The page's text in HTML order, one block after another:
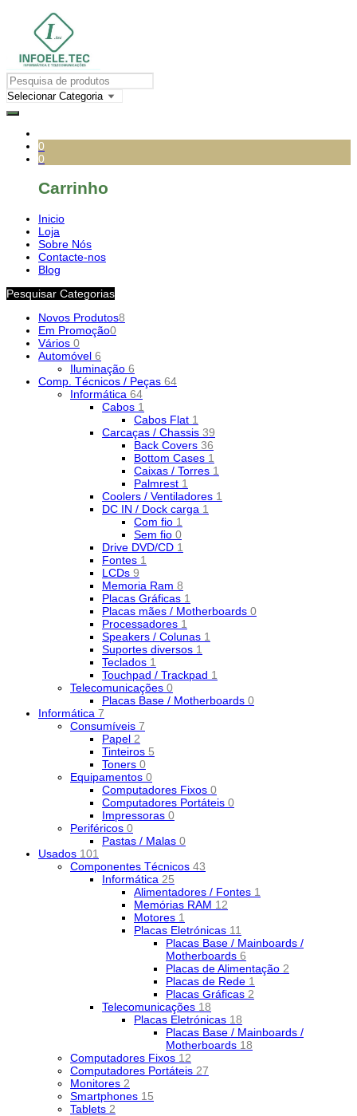
0
0
Carrinho
Inicio
Loja
Sobre Nós
Contacte-nos
Blog
Pesquisar Categorias
Novos Produtos8
Em Promoção0
Vários 0
Automóvel 6
Iluminação 6
Comp. Técnicos / Peças 64
Informática 64
Cabos 1
Cabos Flat 1
Carcaças / Chassis 39
Back Covers 36
Bottom Cases 1
Caixas / Torres 1
Palmrest 1
Coolers / Ventiladores 1
DC IN / Dock carga 1
Com fio 1
Sem fio 0
Drive DVD/CD 1
Fontes 1
LCDs 9
Memoria Ram 8
Placas Gráficas 1
Placas mães / Motherboards 0
Processadores 1
Speakers / Colunas 1
Suportes diversos 1
Teclados 1
Touchpad / Trackpad 1
Telecomunicações 0
Placas Base / Motherboards 0
Informática 7
Consumíveis 7
Papel 2
Tinteiros 5
Toners 0
Equipamentos 0
Computadores Fixos 0
Computadores Portáteis 0
Impressoras 0
Periféricos 0
Pastas / Malas 0
Usados 101
Componentes Técnicos 43
Informática 25
Alimentadores / Fontes 1
Memórias RAM 12
Motores 1
Placas Eletrónicas 11
Placas Base / Mainboards /
Motherboards 6
Placas de Alimentação 2
Placas de Rede 1
Placas Gráficas 2
Telecomunicações 18
Placas Eletrónicas 18
Placas Base / Mainboards /
Motherboards 18
Computadores Fixos 12
Computadores Portáteis 27
Monitores 2
Smartphones 15
Tablets 2